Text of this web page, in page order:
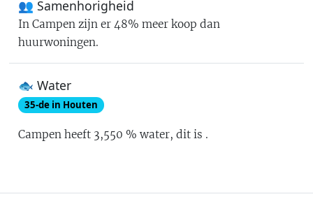
👥 Samenhorigheid
InCampen zijn er 48% meer koop dan
huurwoningen.
🐟 Water
35-de in Houten
Campen heeft 3,550 % water, dit is .